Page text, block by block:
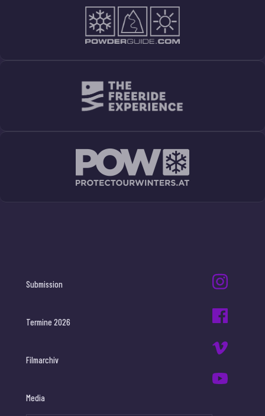
Submission
Termine 2026
Filmarchiv
Media